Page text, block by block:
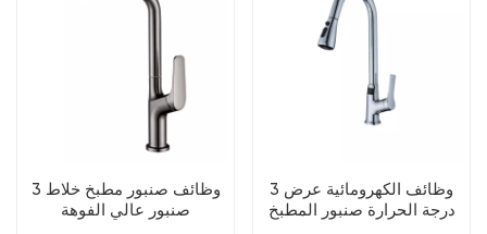
3 وظائف صنبور مطبخ خلاط
صنبور عالي الفوهة
3 وظائف الكهرومائية عرض
درجة الحرارة صنبور المطبخ